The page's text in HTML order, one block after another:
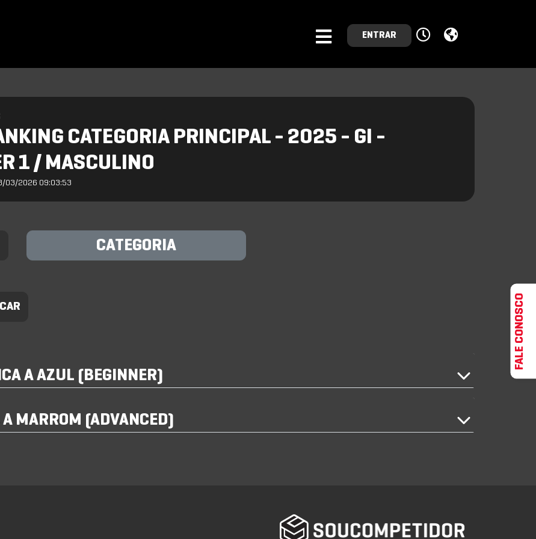
ENTRAR
CATEGORIA PRINCIPAL - 2025 - GI -
1 / MASCULINO
03/2026 09:03:53
CATEGORIA
A AZUL (BEGINNER)
MARROM (ADVANCED)
FALE CONOSCO